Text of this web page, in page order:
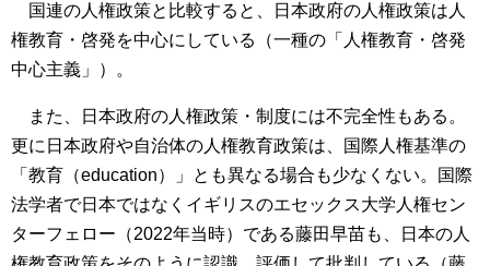
国連の人権政策と比較すると、日本政府の人権政策は人
権教育・啓発を中心にしている（一種の「人権教育・啓発
中心主義」）。
また、日本政府の人権政策・制度には不完全性もある。
更に日本政府や自治体の人権教育政策は、国際人権基準の
「教育（education）」とも異なる場合も少なくない。国際
法学者で日本ではなくイギリスのエセックス大学人権セン
ターフェロー（2022年当時）である藤田早苗も、日本の人